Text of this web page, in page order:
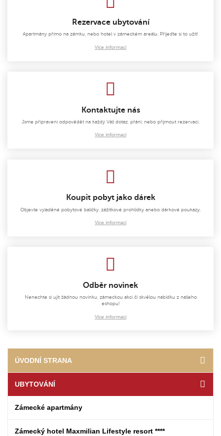
Rezervace ubytování
Apartmány přímo na zámku, nebo hotel v zámeckém areálu. Přijeďte si to užít!
Více informací
Kontaktujte nás
Jsme připraveni odpovědět na každý Váš dotaz, přání, nebo přijmout rezervaci.
Více informací
Koupit pobyt jako dárek
Objevte vyladěné pobytové balíčky, zážitkové prohlídky anebo dárkové poukazy.
Více informací
Odběr novinek
Nenechte si ujít žádnou novinku, zámeckou akci či skvělou nabídku z našeho
eshopu!
Více informací
ÚVODNÍ STRANA
UBYTOVÁNÍ
Zámecké apartmány
Zámecký hotel Maxmilian Lifestyle resort ****